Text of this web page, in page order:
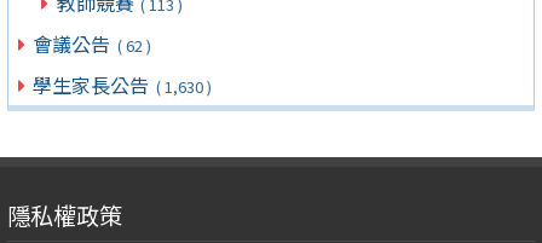
會議公告 ( 62 )
學生家長公告 ( 1,630 )
隱私權政策